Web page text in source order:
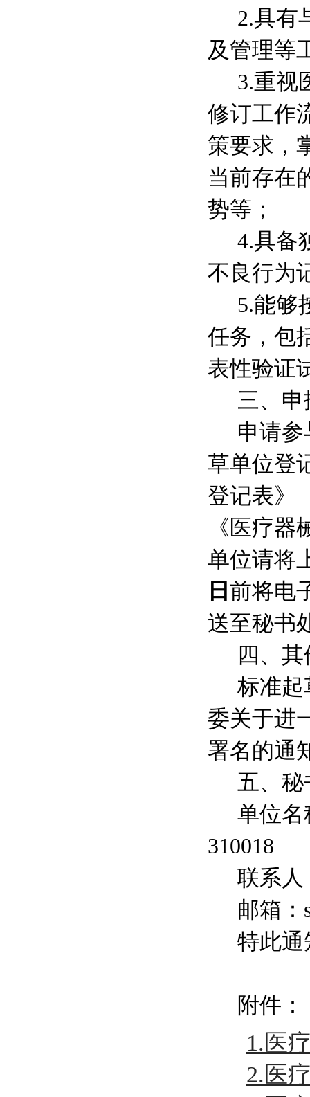
2.具有
及管理等
3.重视
修订工作
策要求，
当前存在
势等；
4.具备
不良行为
5.能够
任务，包
表性验证
三、
申请
草单位登
登记表》
《医疗
单位请将
日 前将电
送至秘书
四、
标准起
委关于进
署名的通
五、秘
单位名
310018
联系人
邮箱：
特此通
附件：
1.医
2.医